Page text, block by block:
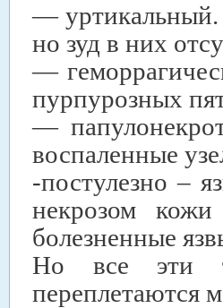
— уртикальный.
но зуд в них
—
пурпурозных
—
воспаленные
-постулезно –
некрозом кожи
болезненные
Но все эти
переплетаются